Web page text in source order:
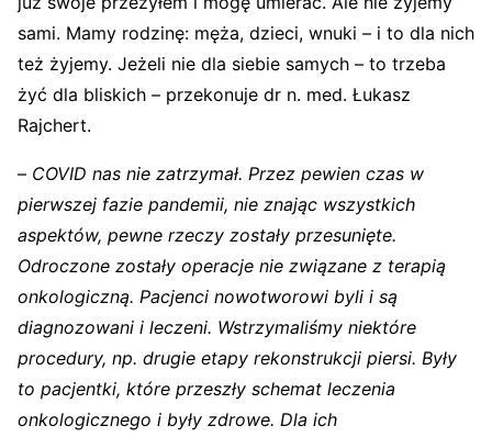
sami. Mamy rodzinę: męża, dzieci, wnuki – i to dla nich
też żyjemy. Jeżeli nie dla siebie samych – to trzeba
żyć dla bliskich – przekonuje dr n. med. Łukasz
Rajchert.
– COVID nas nie zatrzymał. Przez pewien czas w
pierwszej fazie pandemii, nie znając wszystkich
aspektów, pewne rzeczy zostały przesunięte.
Odroczone zostały operacje nie związane z terapią
onkologiczną. Pacjenci nowotworowi byli i są
diagnozowani i leczeni. Wstrzymaliśmy niektóre
procedury, np. drugie etapy rekonstrukcji piersi. Były
to pacjentki, które przeszły schemat leczenia
onkologicznego i były zdrowe. Dla ich